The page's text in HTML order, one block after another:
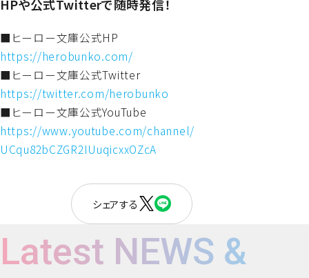
HPや公式Twitterで随時発信！
■ヒーロー文庫公式HP
https://herobunko.com/
■ヒーロー文庫公式Twitter
https://twitter.com/herobunko
■ヒーロー文庫公式YouTube
https://www.youtube.com/channel/
UCqu82bCZGR2IUuqicxxOZcA
シェアする
Latest NEWS &